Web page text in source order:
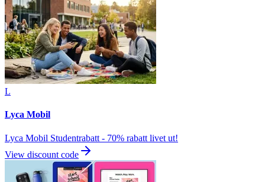
L
Lyca Mobil
Lyca Mobil Studentrabatt - 70% rabatt livet ut!
View discount code